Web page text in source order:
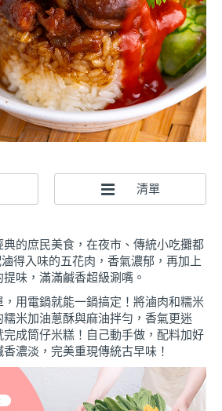
典的庶民美食，在夜市、傳統小吃攤都
得入味的五花肉，香氣濃郁，再加上
味，滿滿鹹香超級涮嘴。
用電鍋就能一鍋搞定！將滷肉和糯米
糯米加油蔥酥與麻油拌勻，香氣更迷
完成筒仔米糕！自己動手做，配料加好
濃淡，完美重現傳統古早味！